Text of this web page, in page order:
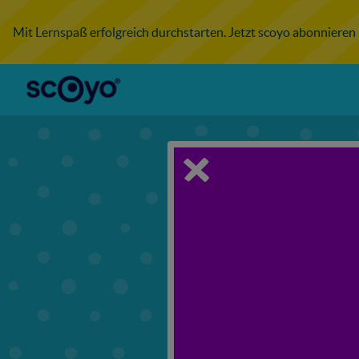
Mit Lernspaß erfolgreich durchstarten. Jetzt scoyo